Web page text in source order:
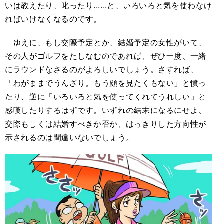
いは教えたり、叱ったり......と、いろいろと気を使わなけ
ればいけなくなるのです。
ゆえに、もし交際予定とか、結婚予定の女性がいて、
その人がゴルフをたしなむのであれば、ぜひ一度、一緒
にラウンドなさるのがよろしいでしょう。さすれば、
「わがままでうんざり。もう顔を見たくもない」と憤っ
たり、逆に「いろいろと気を使ってくれてうれしい」と
感嘆したりするはずです。いずれの結末になるにせよ、
交際もしくは結婚すべきか否か、はっきりした方向性が
示されるのは間違いないでしょう。